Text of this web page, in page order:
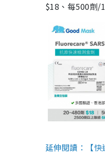
$18、每500劑/
延伸閱讀：【